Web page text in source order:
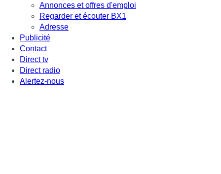
Annonces et offres d'emploi
Regarder et écouter BX1
Adresse
Publicité
Contact
Direct tv
Direct radio
Alertez-nous